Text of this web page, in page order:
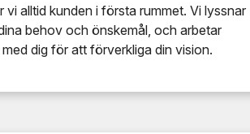
vi alltid kunden i första rummet. Vi lyssnar
behov och önskemål, och arbetar
dig för att förverkliga din vision.